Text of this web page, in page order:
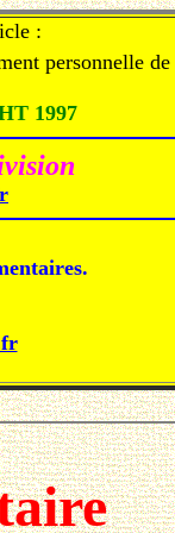
:
personnelle de
1997